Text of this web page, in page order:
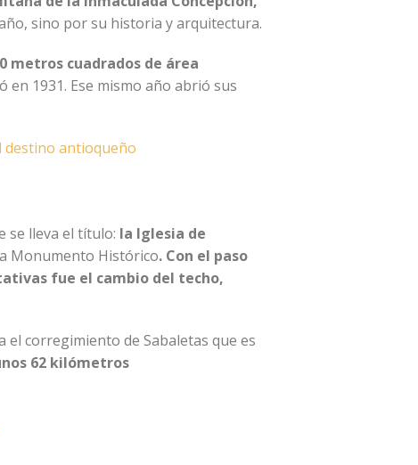
sino por su historia y arquitectura.
metros cuadrados de área
en 1931. Ese mismo año abrió sus
destino antioqueño
se lleva el título: la Iglesia de
Monumento Histórico. Con el paso
fue el cambio del techo,
el corregimiento de Sabaletas que es
62 kilómetros